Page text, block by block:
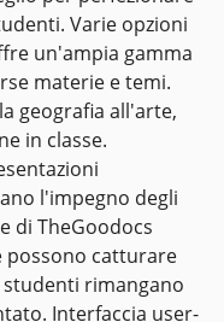
Borgogna
stile utilizzando il
di laurea
Varie opzioni
un'ampia gamma
materie e temi.
geografia all'arte,
in classe.
l'impegno degli
di TheGoodocs
possono catturare
rimangano
Interfaccia user-